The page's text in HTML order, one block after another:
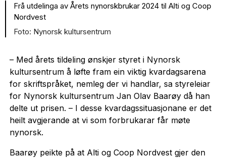
Frå utdelinga av Årets nynorskbrukar 2024 til Alti og Coop
Nordvest
Nynorsk kultursentrum
– Med årets tildeling ønskjer styret i Nynorsk
kultursentrum å løfte fram ein viktig kvardagsarena
for skriftspråket, nemleg der vi handlar, sa styreleiar
for Nynorsk kultursentrum Jan Olav Baarøy då han
delte ut prisen. – I desse kvardagssituasjonane er det
heilt avgjerande at vi som forbrukarar får møte
nynorsk.
Baarøy peikte på at Alti og Coop Nordvest gjer den